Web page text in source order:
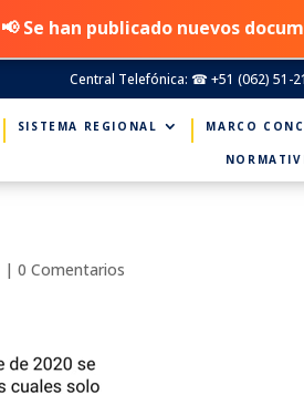
Central Telefónica: ☎ +51 (062) 51-
SISTEMA REGIONAL MARCO
|0 Comentarios
📢 Se han publicado nuevos